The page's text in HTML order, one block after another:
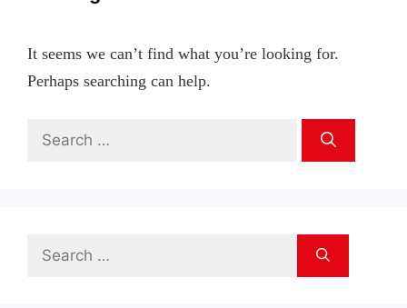
It seems we can’t find what you’re looking for.
Perhaps searching can help.
Search
Search